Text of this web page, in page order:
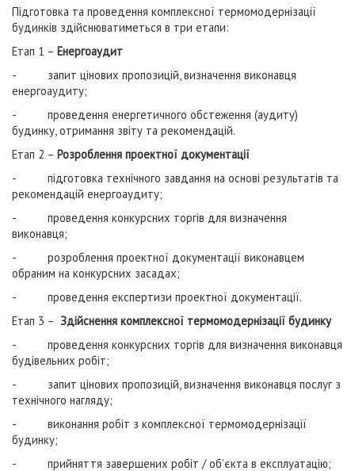
Підготовка та проведення комплексної термомодернізації
будинків здійснюватиметься в три етапи:
Етап 1 – Енергоаудит
- запит цінових пропозицій, визначення виконавця
енергоаудиту;
- проведення енергетичного обстеження (аудиту)
будинку, отримання звіту та рекомендацій.
Етап 2 – Розроблення проектної документації
- підготовка технічного завдання на основі результатів та
рекомендацій енергоаудиту;
- проведення конкурсних торгів для визначення
виконавця;
- розроблення проектної документації виконавцем
обраним на конкурсних засадах;
- проведення експертизи проектної документації.
Етап 3 – Здійснення комплексної термомодернізації будинку
- проведення конкурсних торгів для визначення виконавця
будівельних робіт;
- запит цінових пропозицій, визначення виконавця послуг з
технічного нагляду;
- виконання робіт з комплексної термомодернізації
будинку;
- прийняття завершених робіт / об’єкта в експлуатацію;